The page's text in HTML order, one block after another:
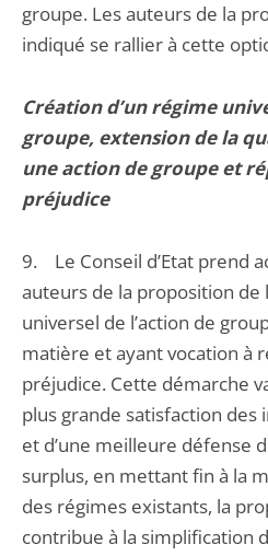
groupe. Les auteurs de la
indiqué se rallier à cette
Création d’un régime
groupe, extension de la
une action de groupe et
préjudice
9. Le Conseil d’Etat prend
auteurs de la proposition de
universel de l’action de
matière et ayant vocation à
préjudice. Cette démarche
plus grande satisfaction des
et d’une meilleure défense
surplus, en mettant fin à la
des régimes existants, la
contribue à la simplification